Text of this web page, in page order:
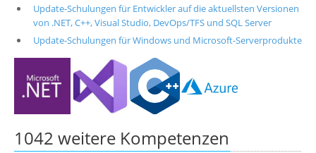
Update-Schulungen für Entwickler auf die aktuellsten Versionen
von .NET, C++, Visual Studio, DevOps/TFS und SQL Server
Update-Schulungen für Windows und Microsoft-Serverprodukte
1042 weitere Kompetenzen